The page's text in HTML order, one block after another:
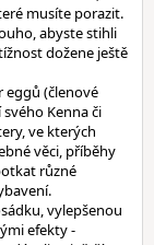
musíte porazit.
abyste stihli
dožene ještě
eggů (členové
Kenna či
ve kterých
věci, příběhy
různé
vylepšenou
efekty -